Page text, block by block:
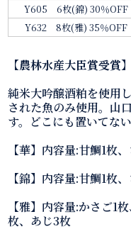
Y605 6枚(錦) 30％OFF
Y632 8枚(雅) 35％OFF
【農林水産大臣賞受賞
純米大吟醸酒粕を使用
された魚のみ使用。山
す。どこにも置いてな
【華】内容量:甘鯛1枚
【錦】内容量:甘鯛1枚
【雅】内容量:かさご1
枚、あじ3枚